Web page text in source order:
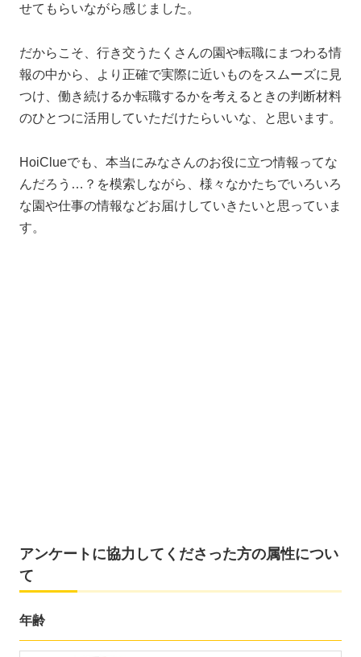
せてもらいながら感じました。
だからこそ、行き交うたくさんの園や転職にまつわる情
報の中から、より正確で実際に近いものをスムーズに見
つけ、働き続けるか転職するかを考えるときの判断材料
のひとつに活用していただけたらいいな、と思います。
HoiClueでも、本当にみなさんのお役に立つ情報ってな
んだろう…？を模索しながら、様々なかたちでいろいろ
な園や仕事の情報などお届けしていきたいと思っていま
す。
アンケートに協力してくださった方の属性につい
て
年齢